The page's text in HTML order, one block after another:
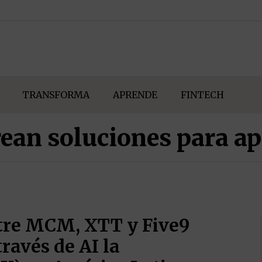
TRANSFORMA APRENDE FINTECH
soluciones para
MCM, XTT y Five9
de AI la